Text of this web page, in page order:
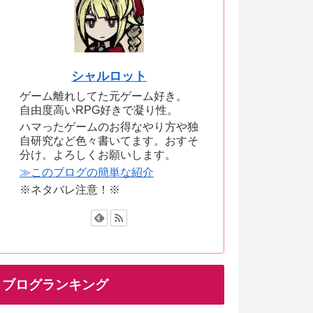
シャルロット
ゲーム離れしてた元ゲーム好き。
自由度高いRPG好きで凝り性。
ハマったゲームのお得なやり方や独
自研究など色々書いてます。おすそ
分け。よろしくお願いします。
≫このブログの簡単な紹介
※ネタバレ注意！※
ブログランキング